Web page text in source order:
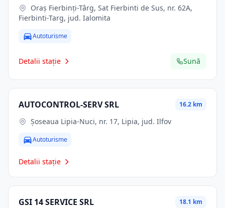
Fierbinti-Targ, jud. Ialomita
Autoturisme
Detalii stație Sună
AUTOCONTROL-SERV SRL 16.2 km
Șoseaua Lipia-Nuci, nr. 17, Lipia, jud. Ilfov
Autoturisme
Detalii stație
GSI 14 SERVICE SRL 18.1 km